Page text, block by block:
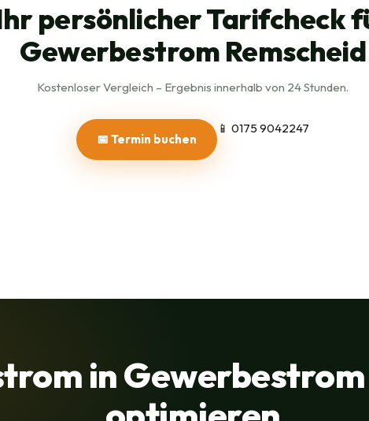
persönlicher Tarifcheck
Gewerbestrom Remscheid
Kostenloser Vergleich – Ergebnis innerhalb von 24 Stunden.
📅 Termin buchen
📱 0175 9042247
in